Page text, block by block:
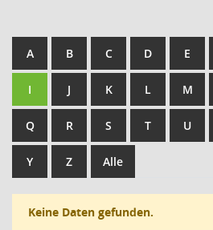
A B C D E
I J K L M
Q R S T U
Y Z Alle
Keine Daten gefunden.